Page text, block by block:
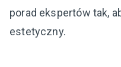
porad ekspertów tak,
estetyczny.